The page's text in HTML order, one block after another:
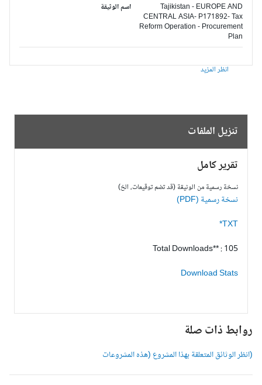
اسم الوثيقة
Tajikistan - EUROPE AND
CENTRAL ASIA- P171892- Tax
Reform Operation - Procurement
Plan
انظر المزيد
تنزيل الملفات
تقرير كامل
نسخة رسمية من الوثيقة (قد تضم توقيعات، الخ)
نسخة رسمية (PDF)
TXT*
Total Downloads** : 105
Download Stats
روابط ذات صلة
(انظر الوثائق المتعلقة بهذا المشروع (هذه المشروعات